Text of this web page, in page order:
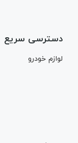
دسترسی سریع
لوازم خودرو